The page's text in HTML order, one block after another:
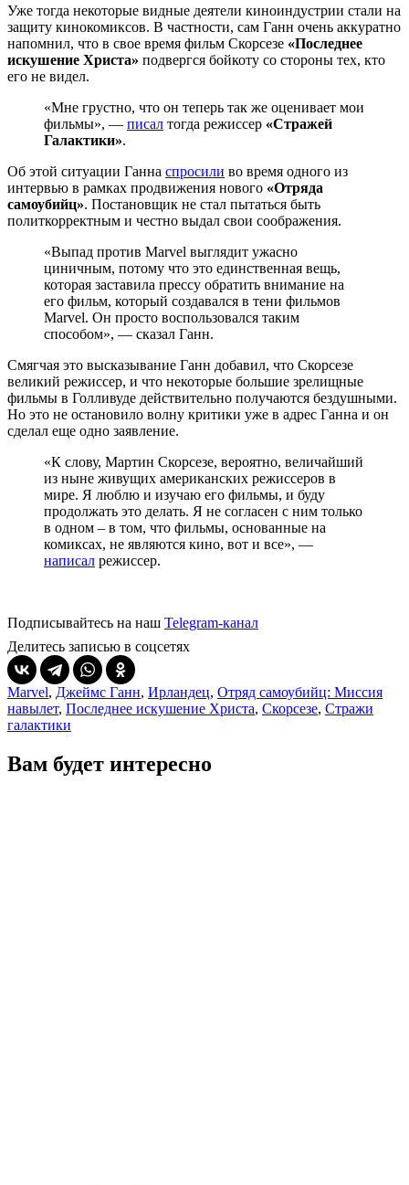
Уже тогда некоторые видные деятели киноиндустрии стали на
защиту кинокомиксов. В частности, сам Ганн очень аккуратно
напомнил, что в свое время фильм Скорсезе «Последнее
искушение Христа» подвергся бойкоту со стороны тех, кто
его не видел.
«Мне грустно, что он теперь так же оценивает мои
фильмы», — писал тогда режиссер «Стражей
Галактики».
Об этой ситуации Ганна спросили во время одного из
интервью в рамках продвижения нового «Отряда
самоубийц». Постановщик не стал пытаться быть
политкорректным и честно выдал свои соображения.
«Выпад против Marvel выглядит ужасно
циничным, потому что это единственная вещь,
которая заставила прессу обратить внимание на
его фильм, который создавался в тени фильмов
Marvel. Он просто воспользовался таким
способом», — сказал Ганн.
Смягчая это высказывание Ганн добавил, что Скорсезе
великий режиссер, и что некоторые большие зрелищные
фильмы в Голливуде действительно получаются бездушными.
Но это не остановило волну критики уже в адрес Ганна и он
сделал еще одно заявление.
«К слову, Мартин Скорсезе, вероятно, величайший
из ныне живущих американских режиссеров в
мире. Я люблю и изучаю его фильмы, и буду
продолжать это делать. Я не согласен с ним только
в одном – в том, что фильмы, основанные на
комиксах, не являются кино, вот и все», —
написал режиссер.
Подписывайтесь на наш Telegram-канал
Делитесь записью в соцсетях
Marvel, Джеймс Ганн, Ирландец, Отряд самоубийц: Миссия
навылет, Последнее искушение Христа, Скорсезе, Стражи
галактики
Вам будет интересно